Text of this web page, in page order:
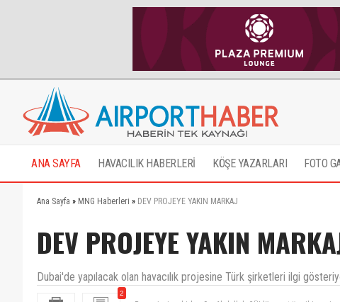
ANA SAYFA HAVACILIK HABERLERİ KÖŞE YAZARLARI FOTO
Ana Sayfa » MNG Haberleri » DEV PROJEYE YAKIN MARKAJ
DEV PROJEYE YAKIN
Dubai'de yapılacak olan havacılık projesine Türk şirketleri ilgi
2